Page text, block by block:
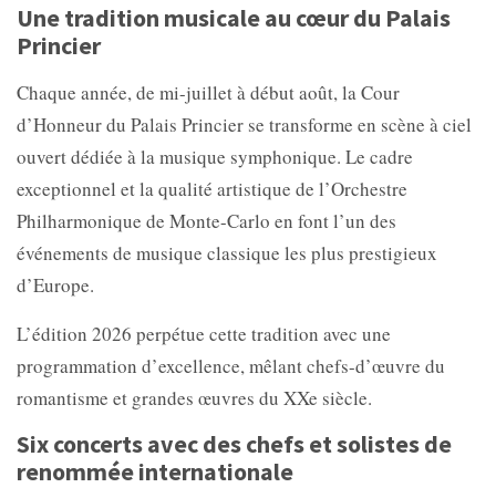
Une tradition musicale au cœur du Palais
Princier
Chaque année, de mi-juillet à début août, la Cour
d’Honneur du Palais Princier se transforme en scène à ciel
ouvert dédiée à la musique symphonique. Le cadre
exceptionnel et la qualité artistique de l’Orchestre
Philharmonique de Monte-Carlo en font l’un des
événements de musique classique les plus prestigieux
d’Europe.
L’édition 2026 perpétue cette tradition avec une
programmation d’excellence, mêlant chefs-d’œuvre du
romantisme et grandes œuvres du XXe siècle.
Six concerts avec des chefs et solistes de
renommée internationale